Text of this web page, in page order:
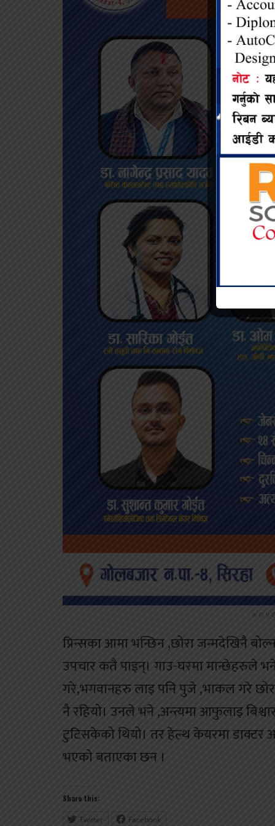
प्रिन्सका आमा भन्छिन ,छोरा जन्मदेखिनै
उपचार कतै पाइन्। गाउ-घरमा मान्छेहरुले
गरे,भगवानहरु लाइ पनि पुजे ,भाकल गरे
नै रहियो। उनले भने ,अन्त्यमा आफुलाइ
टुटिसकेको थियो। तर हेल्थ केयरमा डाक्टर
भएको बताएका छन ।
Share this:
Twitter Facebook